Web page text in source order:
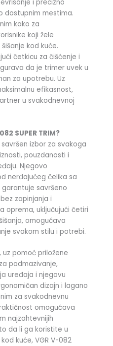
i precizno
dostupnim mestima.
kako za
koji žele
kod kuće.
četkicu za čišćenje i
da je trimer uvek u
za upotrebu. Uz
efikasnost,
u svakodnevnoj
SUPER TRIM?
savršen izbor za svakoga
pouzdanosti i
Njegovo
nerđajućeg čelika sa
savršeno
zapinjanja i
oprema, uključujući četiri
omogućava
svakom stilu i potrebi.
pomoć priložene
podmazivanje,
uređaja i njegovu
dizajn i lagano
za svakodnevnu
omogućava
najzahtevnijih
da li ga koristite u
kuće, VGR V-082